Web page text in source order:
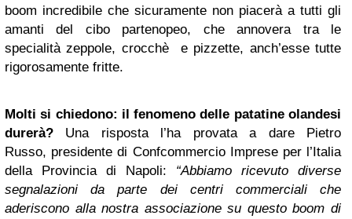
boom incredibile che sicuramente non piacerà a tutti gli
amanti del cibo partenopeo, che annovera tra le
specialità zeppole, crocchè e pizzette, anch’esse tutte
rigorosamente fritte.
Molti si chiedono: il fenomeno delle patatine olandesi
durerà? Una risposta l’ha provata a dare Pietro
Russo, presidente di Confcommercio Imprese per l’Italia
della Provincia di Napoli: “Abbiamo ricevuto diverse
segnalazioni da parte dei centri commerciali che
aderiscono alla nostra associazione su questo boom di